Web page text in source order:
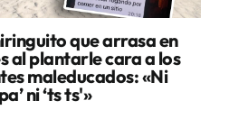
que arrasa en
al plantarle cara a los
maleducados: «Ni
ni ‘ts ts'»